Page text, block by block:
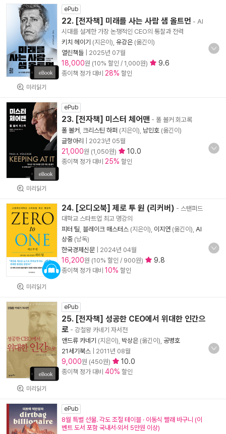
미리읽기
ePub
22. [전자책] 미래를 사는 사람 샘 올트먼 - AI
시대를 설계한 가장 논쟁적인 CEO의 통찰과 전력
키치 헤이기 (지은이), 유강은 (옮긴이)
열린책들
2025년 07월
18,000원 (10% 할인 / 1,000원) 9.6
종이책 정가 대비 28% 할인
미리읽기
ePub
23. [전자책] 미스터 체어맨 - 폴 볼커 회고록
폴 볼커 크리스틴 하퍼 (지은이), 남민호 (옮긴이)
글항아리
2023년 05월
21,000원 (1,050원) 10.0
종이책 정가 대비 25% 할인
미리읽기
24. [오디오북] 제로 투 원 (리커버) - 스탠퍼드
대학교 스타트업 최고 명강의
피터 틸 블레이크 매스터스 (지은이), 이지연 (옮긴이), AI
상중 (낭독)
한국경제신문
2024년 04월
16,200원 (10% 할인 / 900원) 9.8
종이책 정가 대비 10% 할인
미리읽기
ePub
25. [전자책] 성공한 CEO에서 위대한 인간으
로 - 강철왕 카네기 자서전
앤드류 카네기 (지은이), 박상은 (옮긴이), 공병호
21세기북스
2011년 08월
9,000원 (450원) 10.0
종이책 정가 대비 40% 할인
ePub
8월 특별 선물. 각도 조절 테이블 · 이동식 빨래 바구니 (이
벤트 도서 포함 국내서·외서 5만원 이상)